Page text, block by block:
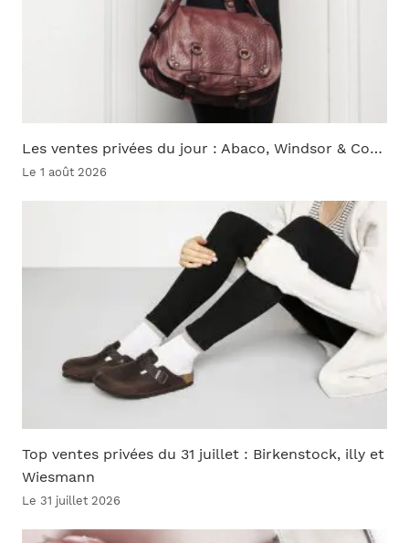
Les ventes privées du jour : Abaco, Windsor & Co…
Le 1 août 2026
Top ventes privées du 31 juillet : Birkenstock, illy et
Wiesmann
Le 31 juillet 2026